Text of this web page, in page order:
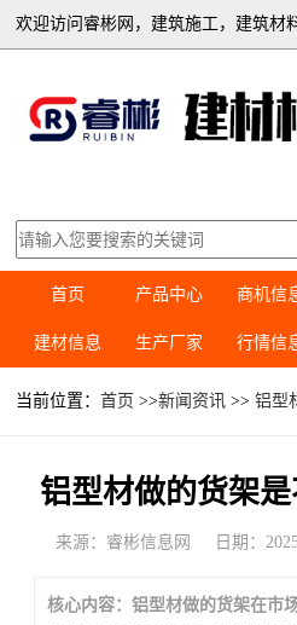
欢迎访问睿彬网，建筑施工，建筑材
首页 产品中心 商机信
建材信息 生产厂家 行情信
当前位置：首页 >>新闻资讯 >>铝型
铝型材做的货架
来源：睿彬信息网 日期：
核心内容：铝型材做的货架在市